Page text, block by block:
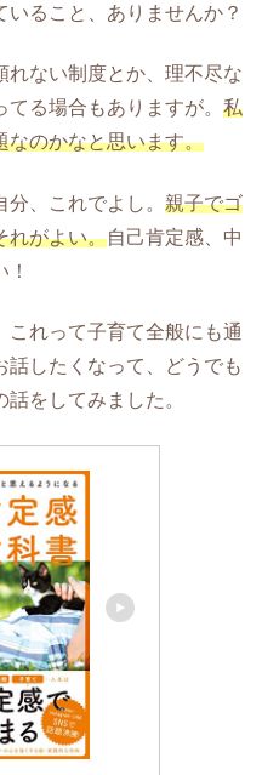
ること、ありませんか？
れない制度とか、理不尽な
る場合もありますが。 私
なのかなと思います。
、これでよし。 親子でゴ
れがよい。自己肯定感、中
れって子育て全般にも通
話したくなって、どうでも
をしてみました。